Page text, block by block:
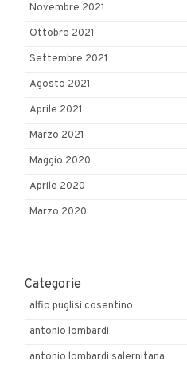
Novembre 2021
Ottobre 2021
Settembre 2021
Agosto 2021
Aprile 2021
Marzo 2021
Maggio 2020
Aprile 2020
Marzo 2020
Categorie
alfio puglisi cosentino
antonio lombardi
antonio lombardi salernitana